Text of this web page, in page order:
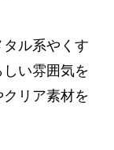
ル系やくす
い雰囲気を
リア素材を